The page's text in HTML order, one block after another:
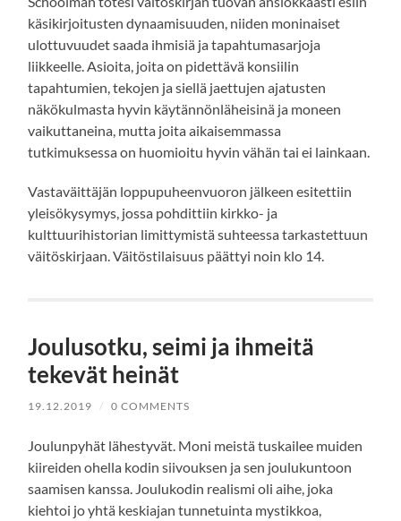
käsikirjoitusten dynaamisuuden, niiden moninaiset
ulottuvuudet saada ihmisiä ja tapahtumasarjoja
liikkeelle. Asioita, joita on pidettävä konsiilin
tapahtumien, tekojen ja siellä jaettujen ajatusten
näkökulmasta hyvin käytännönläheisinä ja moneen
vaikuttaneina, mutta joita aikaisemmassa
tutkimuksessa on huomioitu hyvin vähän tai ei lainkaan.
Vastaväittäjän loppupuheenvuoron jälkeen esitettiin
yleisökysymys, jossa pohdittiin kirkko- ja
kulttuurihistorian limittymistä suhteessa tarkastettuun
väitöskirjaan. Väitöstilaisuus päättyi noin klo 14.
Joulusotku, seimi ja ihmeitä
tekevät heinät
19.12.2019 / 0 COMMENTS
Joulunpyhät lähestyvät. Moni meistä tuskailee muiden
kiireiden ohella kodin siivouksen ja sen joulukuntoon
saamisen kanssa. Joulukodin realismi oli aihe, joka
kiehtoi jo yhtä keskiajan tunnetuinta mystikkoa,